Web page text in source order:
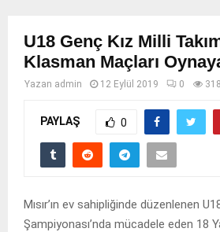
U18 Genç Kız Milli
Klasman Maçları
Yazan admin 12 Eylül 2019 0 318
PAYLAŞ 0
Mısır’ın ev sahipliğinde düzenlenen
Şampiyonası’nda mücadele eden 18